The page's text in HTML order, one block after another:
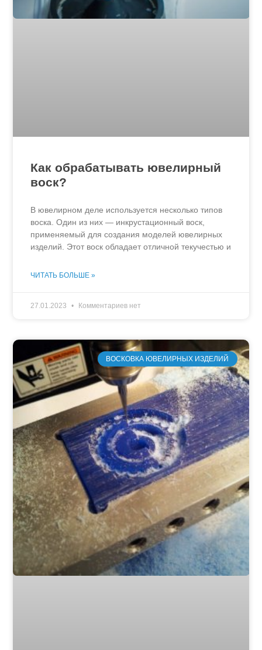
Как обрабатывать ювелирный
воск?
В ювелирном деле используется несколько типов
воска. Один из них — инкрустационный воск,
применяемый для создания моделей ювелирных
изделий. Этот воск обладает отличной текучестью и
ЧИТАТЬ БОЛЬШЕ »
27.01.2023 Комментариев нет
ВОСКОВКА ЮВЕЛИРНЫХ ИЗДЕЛИЙ